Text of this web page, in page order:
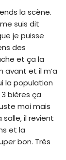
la scène.
suis dit
je puisse
des
et ça la
avant et il m’a
la population
3 bières ça
moi mais
il revient
et la
bon. Très